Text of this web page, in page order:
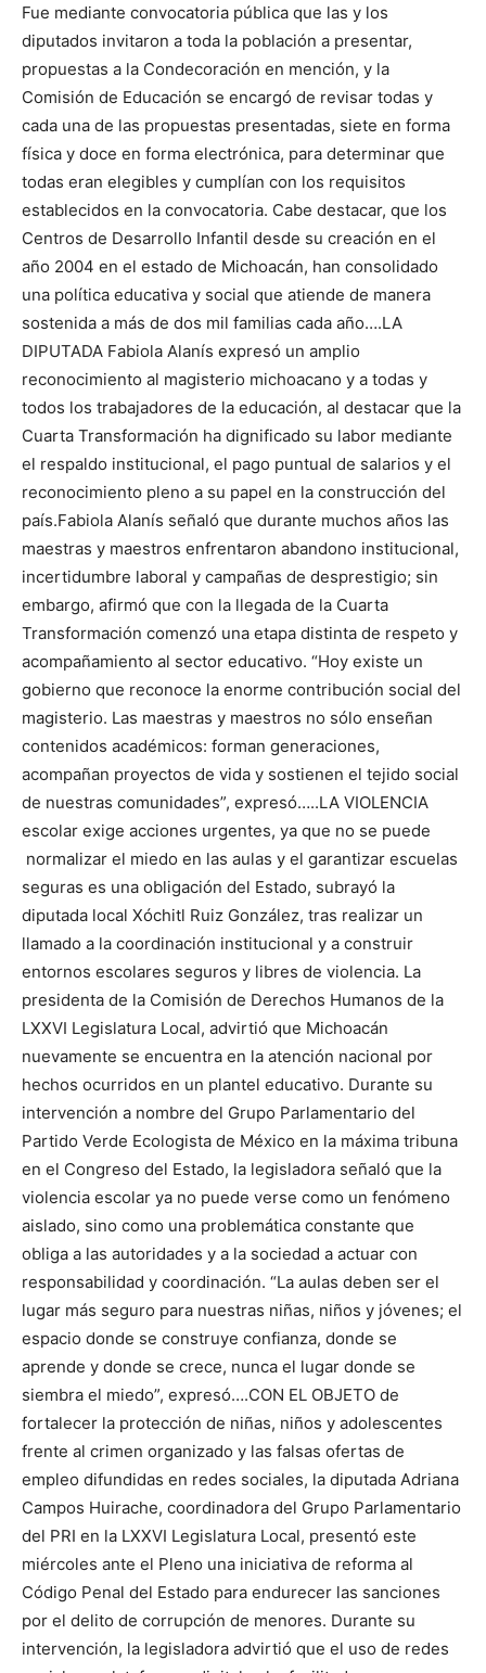
Fue mediante convocatoria pública que las y los
diputados invitaron a toda la población a presentar,
propuestas a la Condecoración en mención, y la
Comisión de Educación se encargó de revisar todas y
cada una de las propuestas presentadas, siete en forma
física y doce en forma electrónica, para determinar que
todas eran elegibles y cumplían con los requisitos
establecidos en la convocatoria. Cabe destacar, que los
Centros de Desarrollo Infantil desde su creación en el
año 2004 en el estado de Michoacán, han consolidado
una política educativa y social que atiende de manera
sostenida a más de dos mil familias cada año….LA
DIPUTADA Fabiola Alanís expresó un amplio
reconocimiento al magisterio michoacano y a todas y
todos los trabajadores de la educación, al destacar que la
Cuarta Transformación ha dignificado su labor mediante
el respaldo institucional, el pago puntual de salarios y el
reconocimiento pleno a su papel en la construcción del
país.Fabiola Alanís señaló que durante muchos años las
maestras y maestros enfrentaron abandono institucional,
incertidumbre laboral y campañas de desprestigio; sin
embargo, afirmó que con la llegada de la Cuarta
Transformación comenzó una etapa distinta de respeto y
acompañamiento al sector educativo. “Hoy existe un
gobierno que reconoce la enorme contribución social del
magisterio. Las maestras y maestros no sólo enseñan
contenidos académicos: forman generaciones,
acompañan proyectos de vida y sostienen el tejido social
de nuestras comunidades”, expresó…..LA VIOLENCIA
escolar exige acciones urgentes, ya que no se puede
normalizar el miedo en las aulas y el garantizar escuelas
seguras es una obligación del Estado, subrayó la
diputada local Xóchitl Ruiz González, tras realizar un
llamado a la coordinación institucional y a construir
entornos escolares seguros y libres de violencia. La
presidenta de la Comisión de Derechos Humanos de la
LXXVI Legislatura Local, advirtió que Michoacán
nuevamente se encuentra en la atención nacional por
hechos ocurridos en un plantel educativo. Durante su
intervención a nombre del Grupo Parlamentario del
Partido Verde Ecologista de México en la máxima tribuna
en el Congreso del Estado, la legisladora señaló que la
violencia escolar ya no puede verse como un fenómeno
aislado, sino como una problemática constante que
obliga a las autoridades y a la sociedad a actuar con
responsabilidad y coordinación. “La aulas deben ser el
lugar más seguro para nuestras niñas, niños y jóvenes; el
espacio donde se construye confianza, donde se
aprende y donde se crece, nunca el lugar donde se
siembra el miedo”, expresó….CON EL OBJETO de
fortalecer la protección de niñas, niños y adolescentes
frente al crimen organizado y las falsas ofertas de
empleo difundidas en redes sociales, la diputada Adriana
Campos Huirache, coordinadora del Grupo Parlamentario
del PRI en la LXXVI Legislatura Local, presentó este
miércoles ante el Pleno una iniciativa de reforma al
Código Penal del Estado para endurecer las sanciones
por el delito de corrupción de menores. Durante su
intervención, la legisladora advirtió que el uso de redes